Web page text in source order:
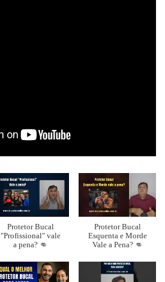
Protetor Bucal
"Profissional" vale
a pena? 👊
Protetor Bucal
Esquenta e Morde
Vale a Pena? 👊